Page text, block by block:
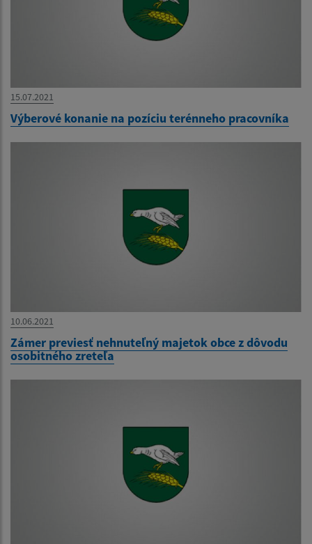
15.07.2021
Výberové konanie na pozíciu terénneho pracovníka
10.06.2021
Zámer previesť nehnuteľný majetok obce z dôvodu
osobitného zreteľa